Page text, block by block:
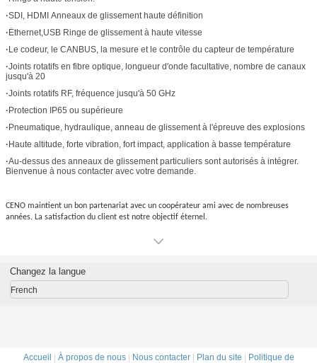
Éthernet,USB Ringe de glissement à haute vitesse
Le codeur, le CANBUS, la mesure et le contrôle du capteur de température
Joints rotatifs en fibre optique, longueur d'onde facultative, nombre de canaux
jusqu'à 20
·Joints rotatifs RF, fréquence jusqu'à 50 GHz
Protection IP65 ou supérieure
Pneumatique, hydraulique, anneau de glissement à l'épreuve des explosions
Haute altitude, forte vibration, fort impact, application à basse température
Au-dessus des anneaux de glissement particuliers sont autorisés à intégrer.
Bienvenue à nous contacter avec votre demande.
French